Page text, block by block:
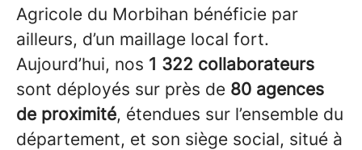
Agricole du Morbihan bénéficie par
ailleurs, d’un maillage local fort.
Aujourd’hui, nos 1 322 collaborateurs
sont déployés sur près de 80 agences
de proximité, étendues sur l’ensemble du
département, et son siège social, situé à